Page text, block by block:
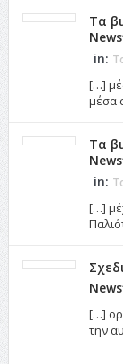
Τα
in:
[…]
μέσα
Τα
in:
[…]
[…]
την